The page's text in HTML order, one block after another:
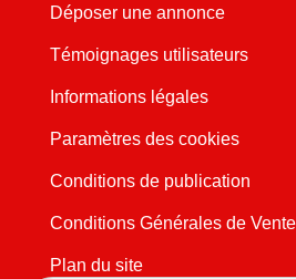
Déposer une annonce
Témoignages utilisateurs
Informations légales
Paramètres des cookies
Conditions de publication
Conditions Générales de Vente
Plan du site